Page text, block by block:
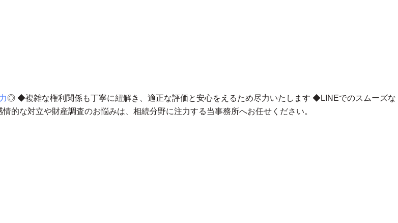
◎ ◆複雑な権利関係も丁寧に紐解き、適正な評価と安心をえるため尽力いたします ◆LINEでのスムーズな
的な対立や財産調査のお悩みは、 相続分野に注力する当事務所へお任せください。